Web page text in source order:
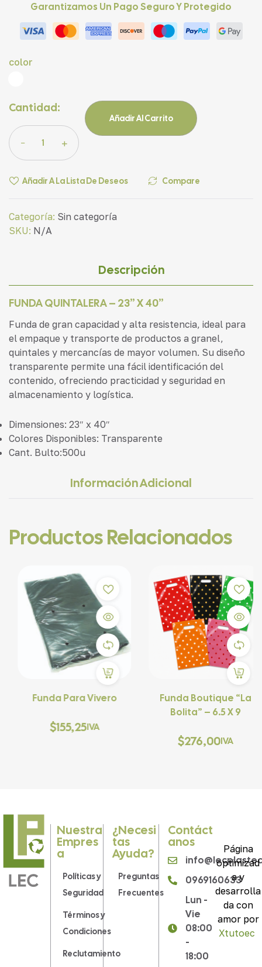
Garantizamos Un Pago Seguro Y Protegido
color
Cantidad:
Añadir Al Carrito
Añadir A La Lista De Deseos Compare
Categoría: Sin categoría
SKU: N/A
Descripción
FUNDA QUINTALERA – 23” X 40”
Funda de gran capacidad y alta resistencia, ideal para
el empaque y transporte de productos a granel,
quintales y mercancías de mayor volumen. Su diseño
transparente permite una fácil identificación del
contenido, ofreciendo practicidad y seguridad en
almacenamiento y logística.
Dimensiones: 23″ x 40″
Colores Disponibles: Transparente
Cant. Bulto:500u
Información Adicional
Productos Relacionados
Funda Para Vivero
155,25IVA
Funda Boutique “La
Bolita” – 6.5 X 9
276,00IVA
Nuestra
Empres
A
Políticas y
Seguridad
Términos y
Condiciones
Reclutamiento
¿Necesi
Tas
Ayuda?
Preguntas
Frecuentes
Contáct
Anos
0969160633
Lun -
Vie
08:00
-
18:00
Página
optimizad
a y
desarrolla
da con
amor por
Xtutoec